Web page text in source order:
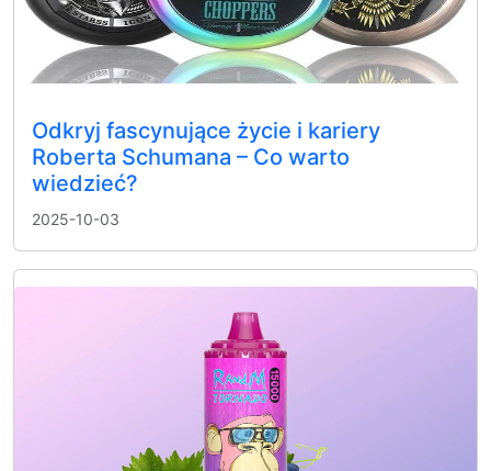
Odkryj fascynujące życie i kariery
Roberta Schumana – Co warto
wiedzieć?
2025-10-03